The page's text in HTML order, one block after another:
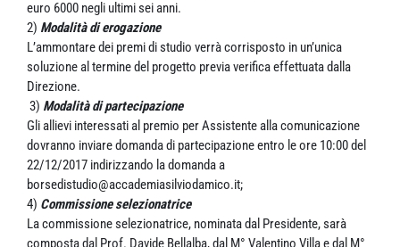
euro 6000 negli ultimi sei anni.
2) Modalità di erogazione
L’ammontare dei premi di studio verrà corrisposto in un’unica
soluzione al termine del progetto previa verifica effettuata dalla
Direzione.
3) Modalità di partecipazione
Gli allievi interessati al premio per Assistente alla comunicazione
dovranno inviare domanda di partecipazione entro le ore 10:00 del
22/12/2017 indirizzando la domanda a
borsedistudio@accademiasilviodamico.it;
4) Commissione selezionatrice
La commissione selezionatrice, nominata dal Presidente, sarà
composta dal Prof. Davide Bellalba, dal M° Valentino Villa e dal M°